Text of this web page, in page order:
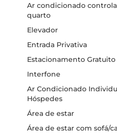
Ar condicionado
quarto
Elevador
Entrada Privativa
Estacionamento Gratuito
Interfone
Ar Condicionado
Hóspedes
Área de estar
Área de estar com sofá/